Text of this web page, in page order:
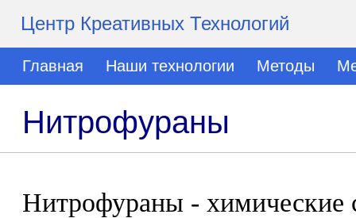
Центр Креативных Технологий
Главная Наши технологии Методы
Нитрофураны
Нитрофураны -